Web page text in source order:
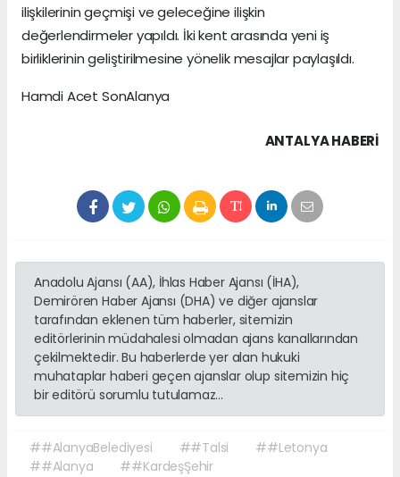
ilişkilerinin geçmişi ve geleceğine ilişkin
değerlendirmeler yapıldı. İki kent arasında yeni iş
birliklerinin geliştirilmesine yönelik mesajlar paylaşıldı.
Hamdi Acet SonAlanya
ANTALYA HABERİ
Anadolu Ajansı (AA), İhlas Haber Ajansı (İHA),
Demirören Haber Ajansı (DHA) ve diğer ajanslar
tarafından eklenen tüm haberler, sitemizin
editörlerinin müdahalesi olmadan ajans kanallarından
çekilmektedir. Bu haberlerde yer alan hukuki
muhataplar haberi geçen ajanslar olup sitemizin hiç
bir editörü sorumlu tutulamaz...
##AlanyaBelediyesi ##Talsi
##Letonya
##Alanya
##KardeşŞehir